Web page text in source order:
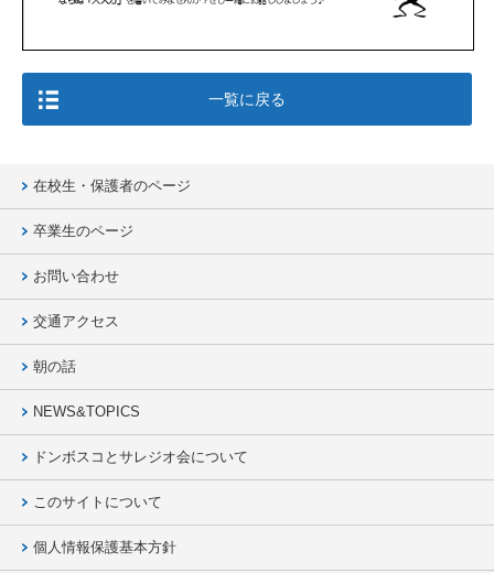
一覧に戻る
在校生・保護者のページ
卒業生のページ
お問い合わせ
交通アクセス
朝の話
NEWS&TOPICS
ドンボスコとサレジオ会について
このサイトについて
個人情報保護基本方針